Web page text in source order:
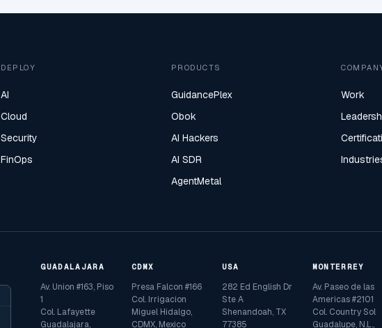
DEPLOY
AI
Cloud
Security
FinOps
PRODUCTS
GuidancePlex
Obok
AI Hackers
AI SDR
AgentMetal
Work
GUADALAJARA
Av. Union #163, Piso
1
Col. Lafayette
Guadalajara,
CDMX
Presa Falcon #166
Col. Irrigacion
Miguel Hidalgo,
CDMX, Mexico
USA
282 Ed English Dr
Ste A
Shenandoah, TX
77385
MONTERREY
Av. Paseo de las
Americas #2101
Col. Country Sol
Guadalupe, N.L.,